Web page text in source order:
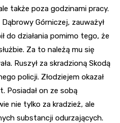
także poza godzinami pracy.
Górniczej, zauważył
do działania pomimo tego, że
Za to należą mu się
Ruszył za skradzioną Skodą
policji. Złodziejem okazał
Posiadał on ze sobą
nie tylko za kradzież, ale
substancji odurzających.